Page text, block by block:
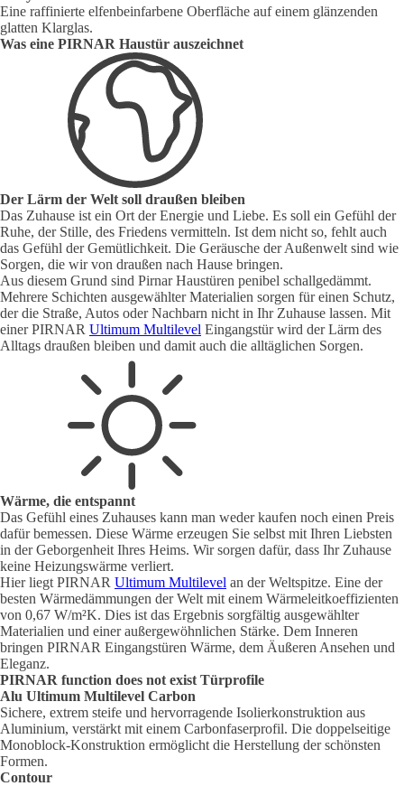
Eine raffinierte elfenbeinfarbene Oberfläche auf einem glänzenden
glatten Klarglas.
Was eine PIRNAR Haustür auszeichnet
Der Lärm der Welt soll draußen bleiben
Das Zuhause ist ein Ort der Energie und Liebe. Es soll ein Gefühl der
Ruhe, der Stille, des Friedens vermitteln. Ist dem nicht so, fehlt auch
das Gefühl der Gemütlichkeit. Die Geräusche der Außenwelt sind wie
Sorgen, die wir von draußen nach Hause bringen.
Aus diesem Grund sind Pirnar Haustüren penibel schallgedämmt.
Mehrere Schichten ausgewählter Materialien sorgen für einen Schutz,
der die Straße, Autos oder Nachbarn nicht in Ihr Zuhause lassen. Mit
einer PIRNAR Ultimum Multilevel Eingangstür wird der Lärm des
Alltags draußen bleiben und damit auch die alltäglichen Sorgen.
Wärme, die entspannt
Das Gefühl eines Zuhauses kann man weder kaufen noch einen Preis
dafür bemessen. Diese Wärme erzeugen Sie selbst mit Ihren Liebsten
in der Geborgenheit Ihres Heims. Wir sorgen dafür, dass Ihr Zuhause
keine Heizungswärme verliert.
Hier liegt PIRNAR Ultimum Multilevel an der Weltspitze. Eine der
besten Wärmedämmungen der Welt mit einem Wärmeleitkoeffizienten
von 0,67 W/m²K. Dies ist das Ergebnis sorgfältig ausgewählter
Materialien und einer außergewöhnlichen Stärke. Dem Inneren
bringen PIRNAR Eingangstüren Wärme, dem Äußeren Ansehen und
Eleganz.
PIRNAR function does not exist Türprofile
Alu Ultimum Multilevel Carbon
Sichere, extrem steife und hervorragende Isolierkonstruktion aus
Aluminium, verstärkt mit einem Carbonfaserprofil. Die doppelseitige
Monoblock-Konstruktion ermöglicht die Herstellung der schönsten
Formen.
Contour